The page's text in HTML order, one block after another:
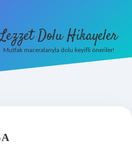
Lezzet Dolu Hikayeler
Mutfak maceralarıyla dolu keyifli öneriler!